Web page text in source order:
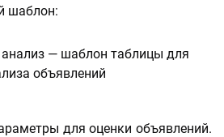
шаблон:
для оценки объявлений.